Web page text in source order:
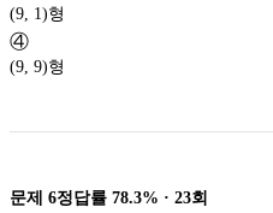
(9, 1)형
④
(9, 9)형
문제 6정답률 78.3% · 23회